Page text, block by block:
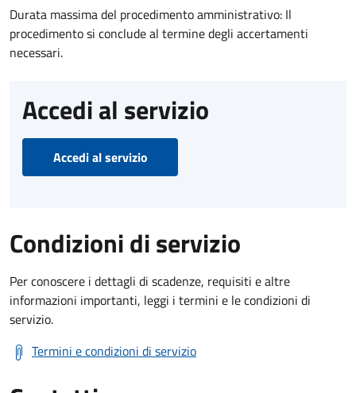
Durata massima del procedimento amministrativo: Il
procedimento si conclude al termine degli accertamenti
necessari.
Accedi al servizio
Accedi al servizio
Condizioni di servizio
Per conoscere i dettagli di scadenze, requisiti e altre
informazioni importanti, leggi i termini e le condizioni di
servizio.
Termini e condizioni di servizio